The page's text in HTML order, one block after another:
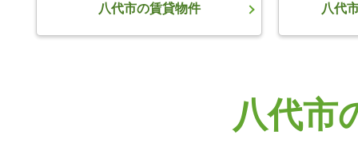
八代市の賃貸物件 八代
八代市